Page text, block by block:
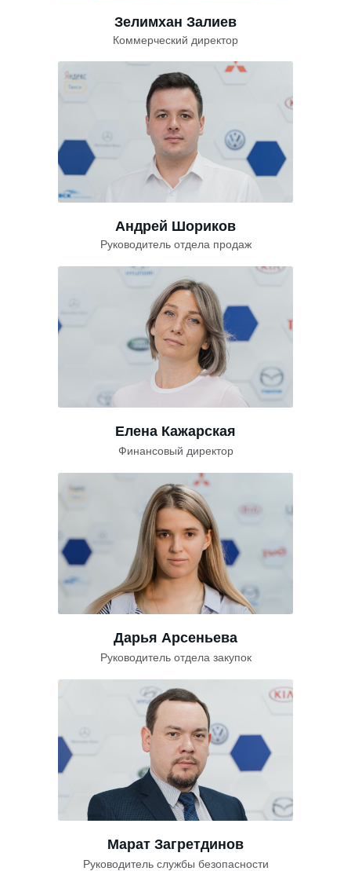
Зелимхан Залиев
Андрей Шориков
Коммерческий директор
Руководитель отдела продаж
Елена Кажарская
Финансовый директор
Дарья Арсеньева
Руководитель отдела закупок
Марат Загретдинов
Руководитель службы безопасности